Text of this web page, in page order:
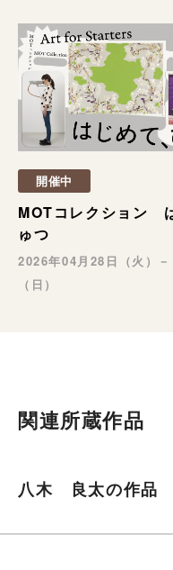
開催中
MOTコレクション
ゅつ
2026年04月28日（火）
（日）
関連所蔵作品
八木 良太の作品